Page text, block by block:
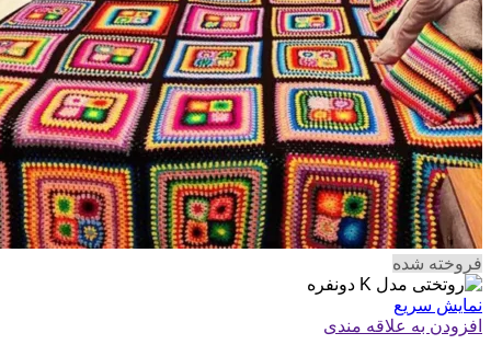
فروخته شده
نمایش سریع
افزودن به علاقه مندی